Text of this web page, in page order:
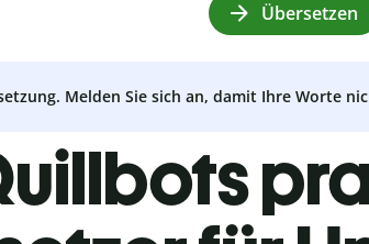
Übersetzen
Melden Sie sich an, damit Ihre Worte